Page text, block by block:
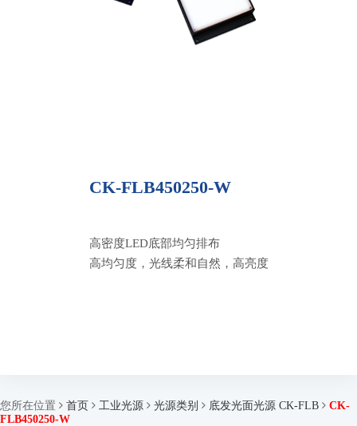
CK-FLB450250-W
高密度LED底部均匀排布
高均匀度，光线柔和自然，高亮度
您所在位置 首页 工业光源 光源类别 底发光面光源 CK-FLB
CK-
FLB450250-W